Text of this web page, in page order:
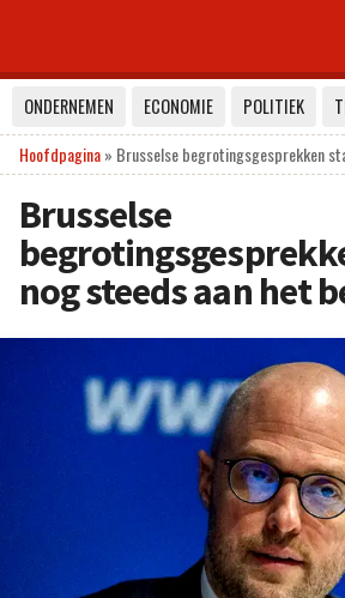
ONDERNEMEN ECONOMIE POLITIEK
Hoofdpagina» Brusselse begrotingsgesprekken
Brusselse
nog steeds aan het